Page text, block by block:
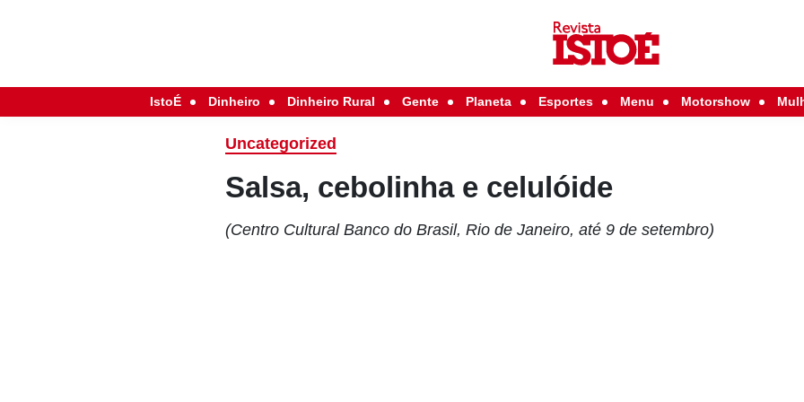
IstoÉ Dinheiro Dinheiro Rural Gente Planeta Esportes Menu Motorshow
Uncategorized
Salsa, cebolinha e celulóide
(Centro Cultural Banco do Brasil, Rio de Janeiro, até 9 de setembro)